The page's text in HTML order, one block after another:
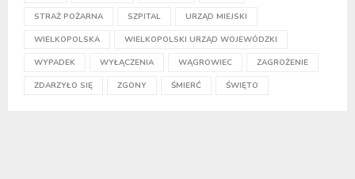
STRAŻ POŻARNA SZPITAL URZĄD MIEJSKI
WIELKOPOLSKA WIELKOPOLSKI URZĄD WOJEWÓDZKI
WYPADEK WYŁĄCZENIA WĄGROWIEC ZAGROŻENIE
ZDARZYŁO SIĘ ZGONY ŚMIERĆ ŚWIĘTO